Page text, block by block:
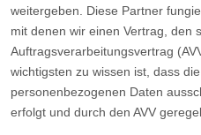
weitergeben. Diese Partner
mit denen wir einen Vertrag, den
Auftragsverarbeitungsvertrag
wichtigsten zu wissen ist, dass
personenbezogenen Daten
erfolgt und durch den AVV